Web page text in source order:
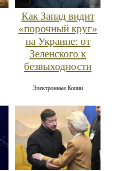
Как Запад видит
«порочный круг»
на Украине: от
Зеленского к
безвыходности
Электронные Копии